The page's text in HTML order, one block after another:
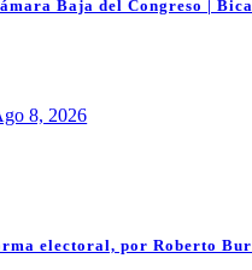
Baja del Congreso |
8, 2026
electoral, por Roberto